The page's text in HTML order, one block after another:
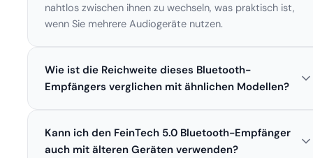
nahtlos zwischen ihnen zu wechseln, was praktisch ist,
wenn Sie mehrere Audiogeräte nutzen.
Wie ist die Reichweite dieses Bluetooth-
Empfängers verglichen mit ähnlichen Modellen?
bietet eine Reichweite von bis zu 30 Metern, was im
Vergleich zu anderen Modellen eine gute Abdeckung
Kann ich den FeinTech 5.0 Bluetooth-Empfänger
auch mit älteren Geräten verwenden?